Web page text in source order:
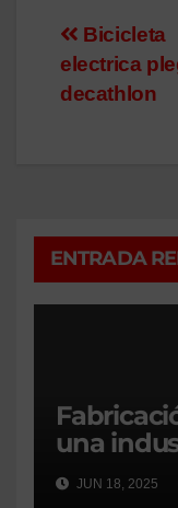
de
Bicicleta
electrica
decathlon
ENTRADA
una
JUN 18, 2025